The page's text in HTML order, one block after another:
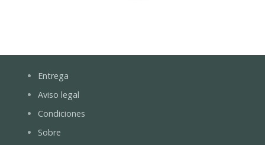
Entrega
Aviso legal
Condiciones
Sobre